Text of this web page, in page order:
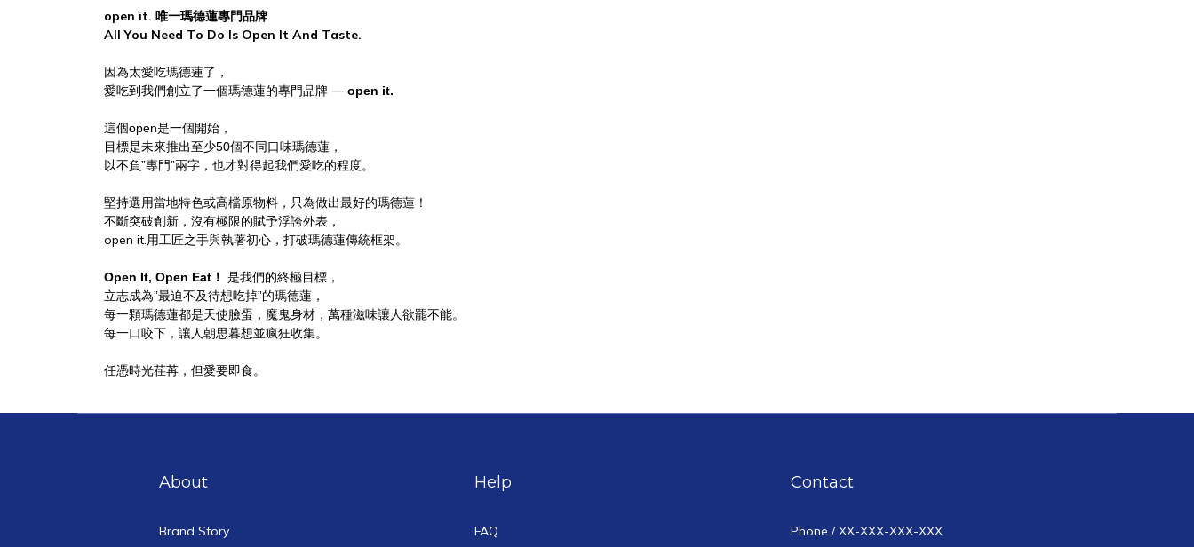
open it. 唯一瑪德蓮專門品牌
All You Need To Do Is Open It And Taste.
因為太愛吃瑪德蓮了，
愛吃到我們創立了一個瑪德蓮的專門品牌 ― open it.
這個open是一個開始，
目標是未來推出至少50個不同口味瑪德蓮，
以不負”專門”兩字，也才對得起我們愛吃的程度。
堅持選用當地特色或高檔原物料，只為做出最好的瑪德蓮！
不斷突破創新，沒有極限的賦予浮誇外表，
open it.用工匠之手與執著初心，打破瑪德蓮傳統框架。
Open It, Open Eat！ 是我們的終極目標，
立志成為”最迫不及待想吃掉”的瑪德蓮，
每一顆瑪德蓮都是天使臉蛋，魔鬼身材， 萬種滋味讓人欲罷不能。
每一口咬下，讓人朝思暮想並瘋狂收集。
任憑時光荏苒，但愛要即食。
About
Brand Story
Help
FAQ
Contact
Phone / XX-XXX-XXX-XXX